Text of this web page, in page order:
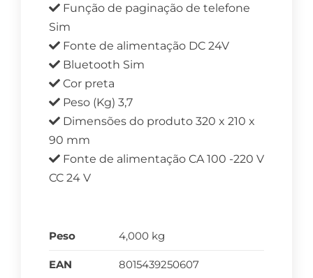
Função de paginação de telefone
Sim
Fonte de alimentação DC 24V
Bluetooth Sim
Cor preta
Peso (Kg) 3,7
Dimensões do produto 320 x 210 x
90 mm
Fonte de alimentação CA 100 -220 V
CC 24 V
Peso 4,000 kg
EAN 8015439250607